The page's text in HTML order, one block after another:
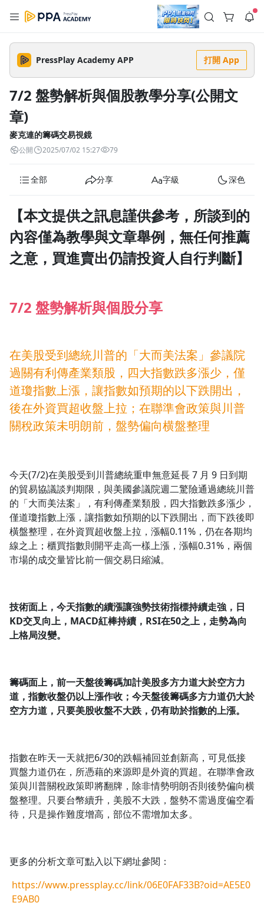
註冊領取 上千元優惠券！
公告
🌞 PPA 避暑津貼．冷氣房升級｜期間快閃活動
🥵 酷暑限時快閃｜單筆滿 NT$2,500 現折 NT$300、再贈最高
2% 點數回饋！🚀 酷暑來襲．偷偷在冷氣房升級 📈⭐️ 【冷氣房
進修 限時開跑】◾單筆滿 NT$2,500 現折 NT$300◾活動期間：
$5,000 回饋 2% 點數🎁 此為 PPA 官方帳號 Line@ 專屬活動，加
入好友👉 享有「渠道專屬活動」及「個人化推播」！
6 天前
PressPlay Academy APP 打開 App
7/2 盤勢解析與個股教學分享(公開文
章)
麥克連的籌碼交易視鏡
公開 2025/07/02 15:27 79
全部 分享 字級 深色
【本文提供之訊息謹供參考，所談到的
內容僅為教學與文章舉例，無任何推薦
之意，買進賣出仍請投資人自行判斷】
7/2 盤勢解析與個股分享
在美股受到總統川普的「大而美法案」參議院
過關有利傳產業類股，四大指數跌多漲少，僅
道瓊指數上漲，讓指數如預期的以下跌開出，
後在外資買超收盤上拉；在聯準會政策與川普
關稅政策未明朗前，盤勢偏向横盤整理
今天(7/2)在美股受到川普總統重申無意延長 7 月 9 日到期
的貿易協議談判期限，與美國參議院週二驚險通過總統川普
的「大而美法案」，有利傳產業類股，四大指數跌多漲少，
僅道瓊指數上漲，讓指數如預期的以下跌開出，而下跌後即
橫盤整理，在外資買超收盤上拉，漲幅0.11%，仍在各期均
線之上；櫃買指數則開平走高一樣上漲，漲幅0.31%，兩個
市場的成交量皆比前一個交易日縮減。
技術面上，今天指數的續漲讓強勢技術指標持續走強，日
KD交叉向上，MACD紅棒持續，RSI在50之上，走勢為向
上格局沒變。
籌碼面上，前一天盤後籌碼加計美股多方力道大於空方力
道，指數收盤仍以上漲作收；今天盤後籌碼多方力道仍大於
空方力道，只要美股收盤不大跌，仍有助於指數的上漲。
指數在昨天一天就把6/30的跌幅補回並創新高，可見低接
買盤力道仍在，所憑藉的來源即是外資的買超。在聯準會政
策與川普關稅政策即將翻牌，除非情勢明朗否則後勢偏向横
盤整理。只要台幣續升，美股不大跌，盤勢不需過度偏空看
待，只是操作難度增高，部位不需增加太多。
更多的分析文章可點入以下網址參閱：
https://www.pressplay.cc/link/06E0FAF33B?oid=AE5E0
E9AB0
--:-- --:--
2.0x
1.5x
1.25x
0.75x
追蹤列表
去逛逛
清除全部